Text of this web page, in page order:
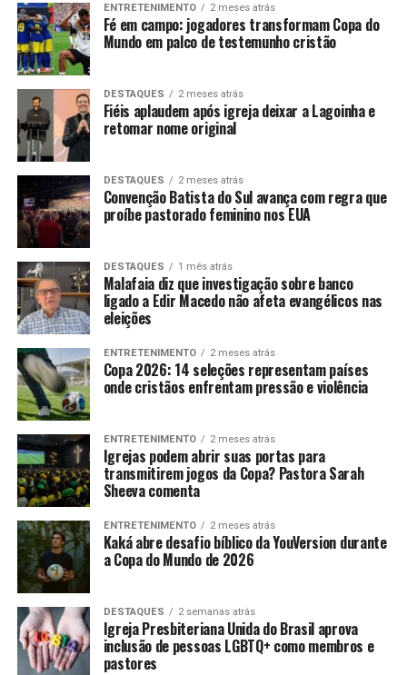
ENTRETENIMENTO 2 meses atrás
Fé em campo: jogadores transformam Copa do
Mundo em palco de testemunho cristão
DESTAQUES 2 meses atrás
Fiéis aplaudem após igreja deixar a Lagoinha e
retomar nome original
DESTAQUES 2 meses atrás
Convenção Batista do Sul avança com regra que
proíbe pastorado feminino nos EUA
DESTAQUES 1 mês atrás
Malafaia diz que investigação sobre banco
ligado a Edir Macedo não afeta evangélicos nas
eleições
ENTRETENIMENTO 2 meses atrás
Copa 2026: 14 seleções representam países
onde cristãos enfrentam pressão e violência
ENTRETENIMENTO 2 meses atrás
Igrejas podem abrir suas portas para
transmitirem jogos da Copa? Pastora Sarah
Sheeva comenta
ENTRETENIMENTO 2 meses atrás
Kaká abre desafio bíblico da YouVersion durante
a Copa do Mundo de 2026
DESTAQUES 2 semanas atrás
Igreja Presbiteriana Unida do Brasil aprova
inclusão de pessoas LGBTQ+ como membros e
pastores